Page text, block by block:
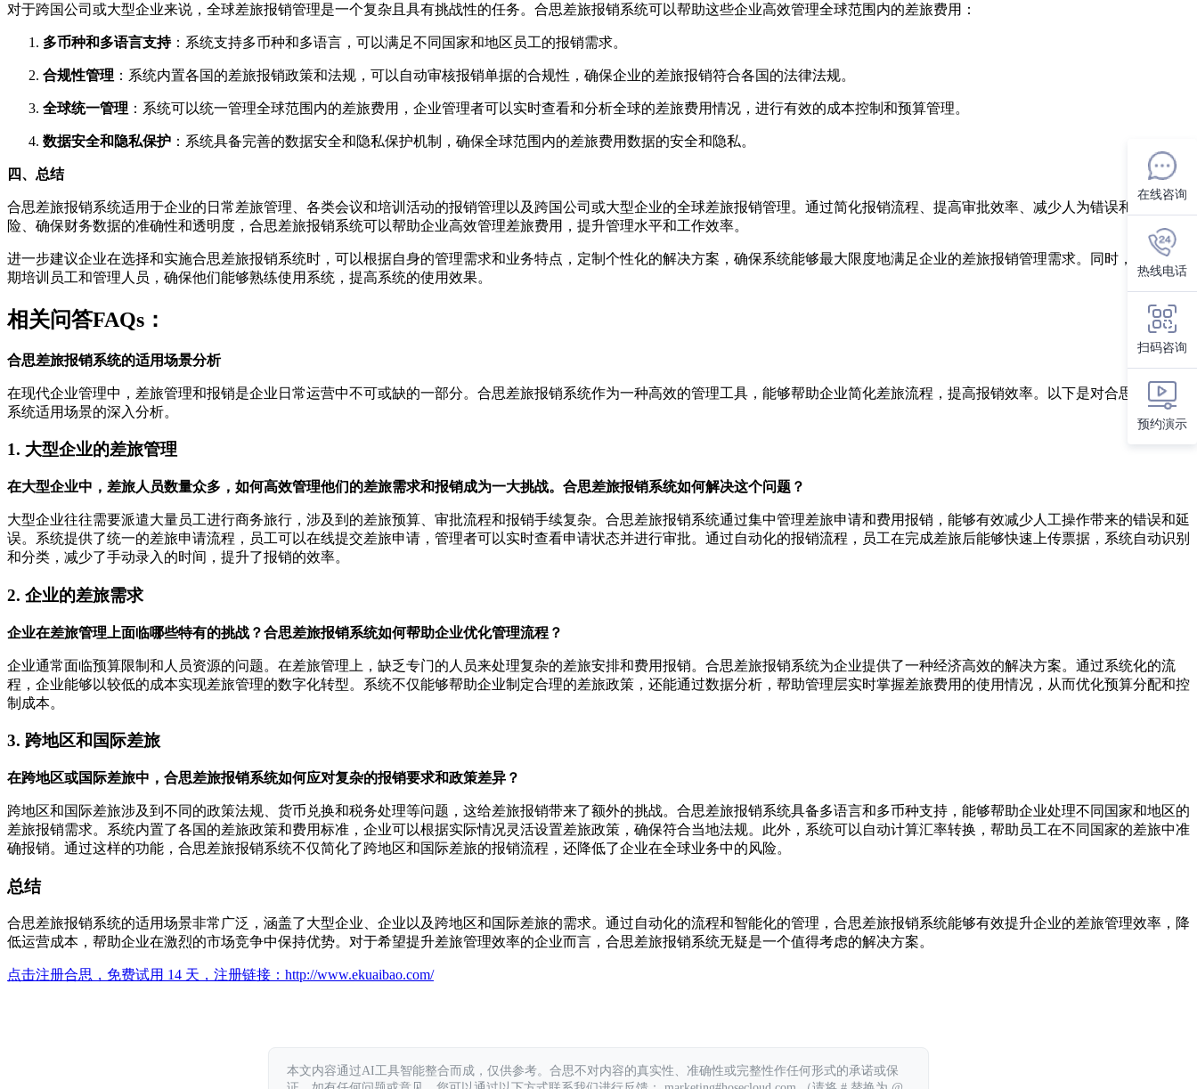
对于跨国公司或大型企业来说，全球差旅报销管理是一个复杂且具有挑战性的任务。合思差旅报销系统可以帮助这些企业高效管理全球范围内的差旅费用：
多币种和多语言支持：系统支持多币种和多语言，可以满足不同国家和地区员工的报销需求。
合规性管理 ：系统内置各国的差旅报销政策和法规，可以自动审核报销单据的合规性，确保企业的差旅报销符合各国的法律法规。
全球统一管理 ：系统可以统一管理全球范围内的差旅费用，企业管理者可以实时查看和分析全球的差旅费用情况，进行有效的成本控制和预算管理。
数据安全和隐私保护 ：系统具备完善的数据安全和隐私保护机制，确保全球范围内的差旅费用数据的安全和隐私。
四、总结
合思差旅报销系统适用于企业的日常差旅管理、各类会议和培训活动的报销管理以及跨国公司或大型企业的全球差旅报销管理。通过简化报销流程、提高审批效率、减少人为错误和舞弊风
险、确保财务数据的准确性和透明度，合思差旅报销系统可以帮助企业高效管理差旅费用，提升管理水平和工作效率。
进一步建议企业在选择和实施合思差旅报销系统时，可以根据自身的管理需求和业务特点，定制个性化的解决方案，确保系统能够最大限度地满足企业的差旅报销管理需求。同时，企业应定
期培训员工和管理人员，确保他们能够熟练使用系统，提高系统的使用效果。
相关问答FAQs：
合思差旅报销系统的适用场景分析
在现代企业管理中，差旅管理和报销是企业日常运营中不可或缺的一部分。合思差旅报销系统作为一种高效的管理工具，能够帮助企业简化差旅流程，提高报销效率。以下是对合思差旅报销
系统适用场景的深入分析。
1. 大型企业的差旅管理
在大型企业中，差旅人员数量众多，如何高效管理他们的差旅需求和报销成为一大挑战。合思差旅报销系统如何解决这个问题？
大型企业往往需要派遣大量员工进行商务旅行，涉及到的差旅预算、审批流程和报销手续复杂。合思差旅报销系统通过集中管理差旅申请和费用报销，能够有效减少人工操作带来的错误和延
误。系统提供了统一的差旅申请流程，员工可以在线提交差旅申请，管理者可以实时查看申请状态并进行审批。通过自动化的报销流程，员工在完成差旅后能够快速上传票据，系统自动识别
和分类，减少了手动录入的时间，提升了报销的效率。
2. 企业的差旅需求
企业在差旅管理上面临哪些特有的挑战？合思差旅报销系统如何帮助企业优化管理流程？
企业通常面临预算限制和人员资源的问题。在差旅管理上，缺乏专门的人员来处理复杂的差旅安排和费用报销。合思差旅报销系统为企业提供了一种经济高效的解决方案。通过系统化的流
程，企业能够以较低的成本实现差旅管理的数字化转型。系统不仅能够帮助企业制定合理的差旅政策，还能通过数据分析，帮助管理层实时掌握差旅费用的使用情况，从而优化预算分配和控
制成本。
3. 跨地区和国际差旅
在跨地区或国际差旅中，合思差旅报销系统如何应对复杂的报销要求和政策差异？
跨地区和国际差旅涉及到不同的政策法规、货币兑换和税务处理等问题，这给差旅报销带来了额外的挑战。合思差旅报销系统具备多语言和多币种支持，能够帮助企业处理不同国家和地区的
差旅报销需求。系统内置了各国的差旅政策和费用标准，企业可以根据实际情况灵活设置差旅政策，确保符合当地法规。此外，系统可以自动计算汇率转换，帮助员工在不同国家的差旅中准
确报销。通过这样的功能，合思差旅报销系统不仅简化了跨地区和国际差旅的报销流程，还降低了企业在全球业务中的风险。
总结
合思差旅报销系统的适用场景非常广泛，涵盖了大型企业、企业以及跨地区和国际差旅的需求。通过自动化的流程和智能化的管理，合思差旅报销系统能够有效提升企业的差旅管理效率，降
低运营成本，帮助企业在激烈的市场竞争中保持优势。对于希望提升差旅管理效率的企业而言，合思差旅报销系统无疑是一个值得考虑的解决方案。
点击注册合思，免费试用 14 天，注册链接： http://www.ekuaibao.com/
本文内容通过AI工具智能整合而成，仅供参考。合思不对内容的真实性、准确性或完整性作任何形式的承诺或保
在线咨询
热线电话
扫码咨询
预约演示